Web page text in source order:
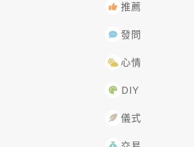
推薦
發問
心情
DIY
儀式